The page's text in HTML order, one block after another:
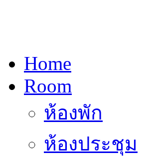
Home
Room
ห้องพัก
ห้องประชุม